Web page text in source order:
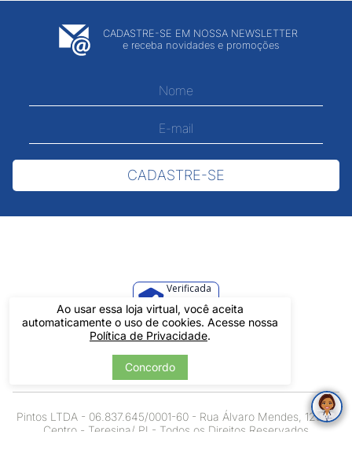
Ao usar essa loja virtual, você aceita
automaticamente o uso de cookies. Acesse nossa
Política de Privacidade.
Concordo
CADASTRE-SE EM NOSSA NEWSLETTER
e receba novidades e promoções
CADASTRE-SE
Verificada
Pintos LTDA - 06.837.645/0001-60 - Rua Álvaro Mendes, 1237 -
Centro - Teresina/ PI - Todos os Direitos Reservados